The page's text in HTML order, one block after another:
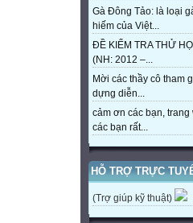
Gà Đông Tảo: là loại
hiếm của Việt...
ĐỀ KIỂM TRA THỬ
(NH: 2012 –...
Mời các thầy cô tham
dựng diễn...
cảm ơn các bạn, trang
các bạn rất...
HỖ TRỢ TRỰC
(Trợ giúp kỹ thuật)